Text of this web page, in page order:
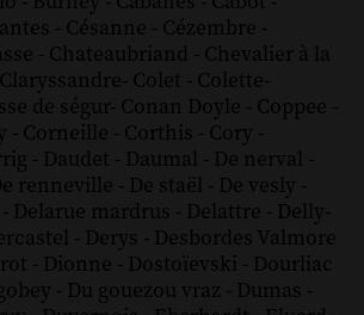
- Césanne - Cézembre -
- Chateaubriand - Chevalier à la
Claryssandre- Colet - Colette-
de ségur- Conan Doyle - Coppee -
- Corneille - Corthis - Cory -
- Daudet - Daumal - De nerval -
renneville - De staël - De vesly -
- Delarue mardrus - Delattre - Delly-
- Derys - Desbordes Valmore
- Dionne - Dostoïevski - Dourliac
- Du gouezou vraz - Dumas -